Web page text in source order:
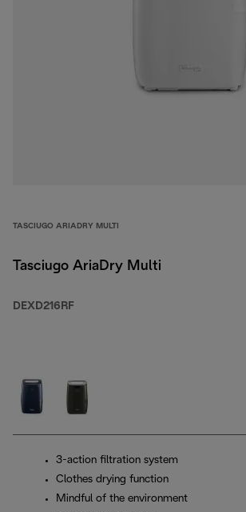
TASCIUGO ARIADRY MULTI
Tasciugo AriaDry Multi
DEXD216RF
3-action filtration system
Clothes drying function
Mindful of the environment